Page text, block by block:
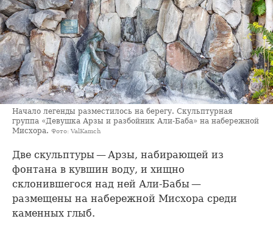
Начало легенды разместилось на берегу. Скульптурная
группа «Девушка Арзы и разбойник Али-Баба» на набережной
Мисхора. Фото: ValKamch
Две скульптуры — Арзы, набирающей из
фонтана в кувшин воду, и хищно
склонившегося над ней Али-Бабы —
размещены на набережной Мисхора среди
каменных глыб.